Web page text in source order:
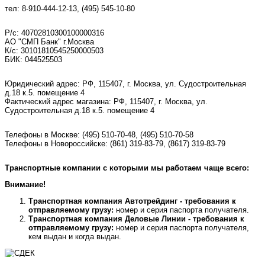
тел: 8-910-444-12-13, (495) 545-10-80
Р/с: 40702810300100000316
АО "СМП Банк" г.Москва
К/с: 30101810545250000503
БИК: 044525503
Юридический адрес: РФ, 115407, г. Москва, ул. Судостроительная
д.18 к.5. помещение 4
Фактический адрес магазина: РФ, 115407, г. Москва, ул.
Судостроительная д.18 к.5. помещение 4
Телефоны в Москве: (495) 510-70-48 (495) 510-70-58
Телефоны в Новороссийске: (861) 319-83-79, (8617) 319-83-79
Транспортные компании с которыми мы работаем чаще всего:
Внимание!
Транспортная компания Автотрейдинг - требования к
отправляемому грузу: номер и серия паспорта получателя.
Транспортная компания Деловые Линии - требования к
отправляемому грузу: номер и серия паспорта получателя,
кем выдан и когда выдан.